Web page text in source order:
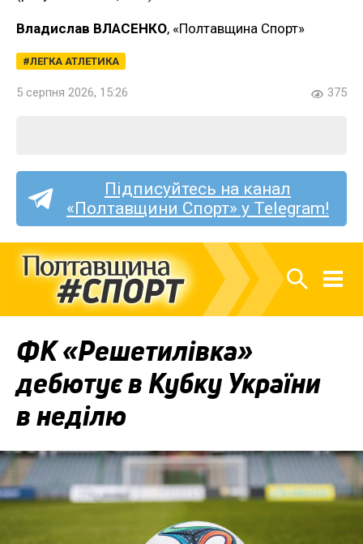
Владислав ВЛАСЕНКО, «Полтавщина Спорт»
ЛЕГКА АТЛЕТИКА
5 серпня 2026, 15:26 375
Підписуйтесь на канал
«Полтавщини Спорт» у Telegram!
ФК «Решетилівка»
дебютує в Кубку України
в неділю